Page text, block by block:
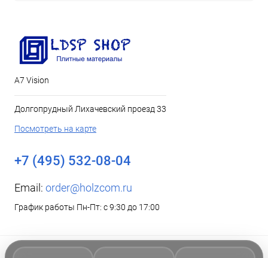
А7 Vision
Долгопрудный Лихачевский проезд 33
Посмотреть на карте
+7 (495) 532-08-04
Email: order@holzcom.ru
График работы Пн-Пт: с 9:30 до 17:00